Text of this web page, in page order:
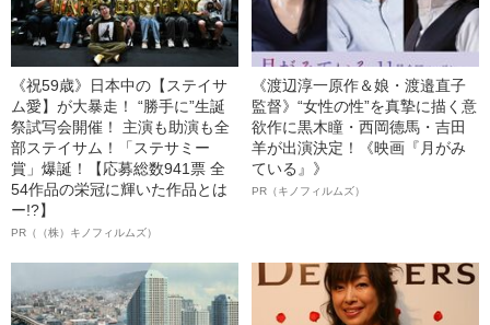
《祝59歳》日本中の【ステイサ
ム愛】が大暴走！ “勝手に”生誕
祭試写会開催！ 主演も助演も全
部ステイサム！「ステサミー
賞」爆誕！【応募総数941票 全
54作品の栄冠に輝いた作品とは
ー!?】
PR（（株）キノフィルムズ）
《渡辺淳一原作＆娘・渡邉直子
監督》“女性の性”を真摯に描く意
欲作に黒木瞳・西岡德馬・吉田
羊が出演決定！《映画『月がみ
ている』》
PR（キノフィルムズ）